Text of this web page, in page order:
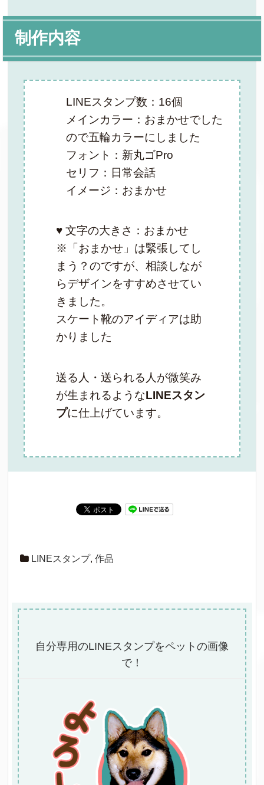
制作内容
LINEスタンプ数：16個
メインカラー：おまかせでした
ので五輪カラーにしました
フォント：新丸ゴPro
セリフ：日常会話
イメージ：おまかせ
♥ 文字の大きさ：おまかせ
※「おまかせ」は緊張してし
まう？のですが、相談しなが
らデザインをすすめさせてい
きました。
スケート靴のアイディアは助
かりました
送る人・送られる人が微笑み
が生まれるようなLINEスタン
プに仕上げています。
LINEスタンプ,作品
自分専用のLINEスタンプをペットの画像
で！